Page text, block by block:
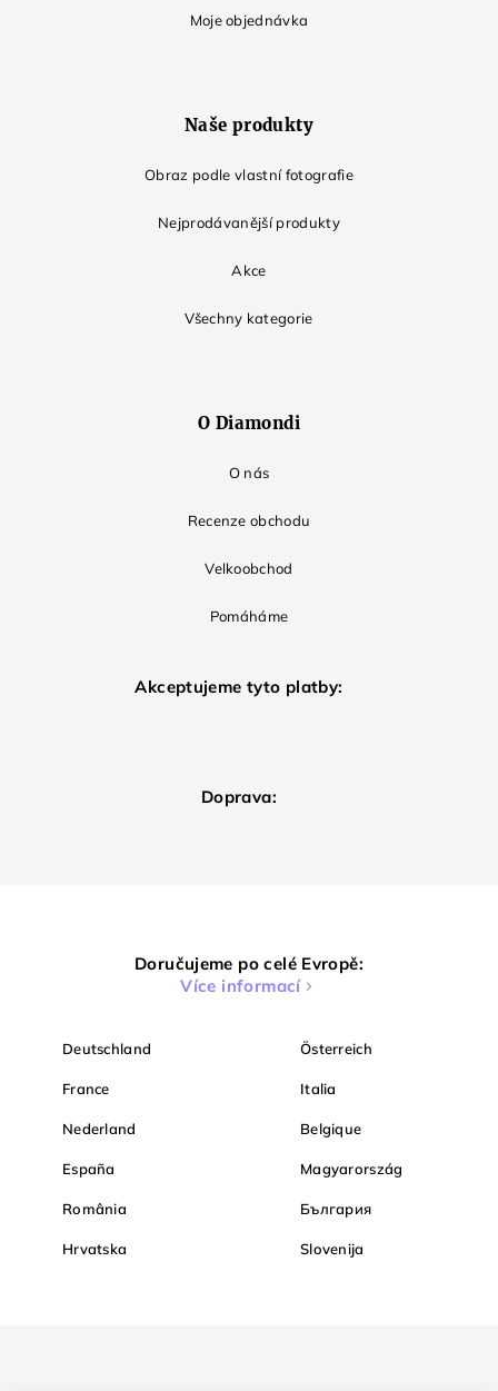
Moje objednávka
Naše produkty
Obraz podle vlastní fotografie
Nejprodávanější produkty
Akce
Všechny kategorie
O Diamondi
O nás
Recenze obchodu
Velkoobchod
Pomáháme
Akceptujeme tyto platby:
Doprava:
Doručujeme po celé Evropě:
Více informací
Deutschland Österreich
France Italia
Nederland Belgique
España Magyarország
România България
Hrvatska Slovenija